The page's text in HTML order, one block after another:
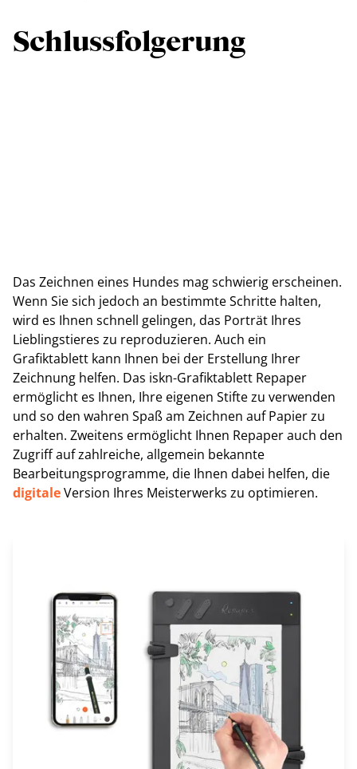
Schlussfolgerung
Das Zeichnen eines Hundes mag schwierig erscheinen.
Wenn Sie sich jedoch an bestimmte Schritte halten,
wird es Ihnen schnell gelingen, das Porträt Ihres
Lieblingstieres zu reproduzieren. Auch ein
Grafiktablett kann Ihnen bei der Erstellung Ihrer
Zeichnung helfen. Das iskn-Grafiktablett Repaper
ermöglicht es Ihnen, Ihre eigenen Stifte zu verwenden
und so den wahren Spaß am Zeichnen auf Papier zu
erhalten. Zweitens ermöglicht Ihnen Repaper auch den
Zugriff auf zahlreiche, allgemein bekannte
Bearbeitungsprogramme, die Ihnen dabei helfen, die
digitaleVersion Ihres Meisterwerks zu optimieren.